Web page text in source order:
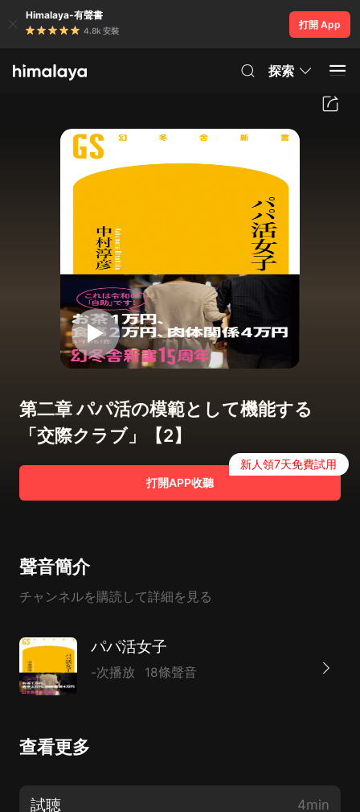
Himalaya-有聲書
4.8k 安裝
打開 App
探索
第二章 パパ活の模範として機能する
「交際クラブ」【2】
打開APP收聽
新人領7天免費試用
聲音簡介
チャンネルを購読して詳細を見る
パパ活女子
-次播放 18條聲音
查看更多
試聴 4min